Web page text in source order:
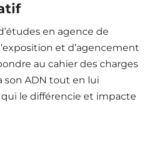
en agence de
et d’agencement
au cahier des charges
son ADN tout en lui
le différencie et impacte